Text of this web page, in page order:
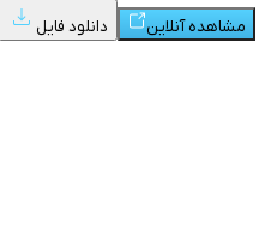
مشاهده آنلاین دانلود فایل